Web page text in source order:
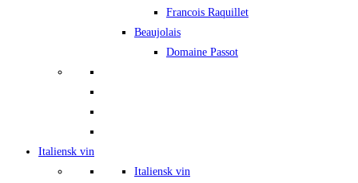
Francois Raquillet
Beaujolais
Domaine Passot
Italiensk vin
Italiensk vin